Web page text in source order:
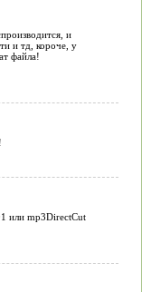
и
и тд, короче, у
файла!
или mp3DirectCut